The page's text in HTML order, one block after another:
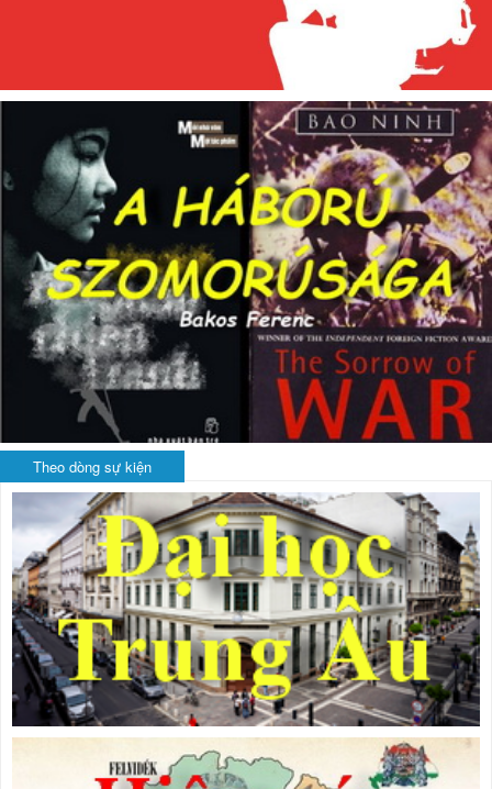
Theo dòng sự kiện